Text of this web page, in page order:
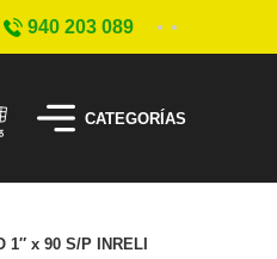
940 203 089
CATEGORÍAS
1″ x 90 S/P INRELI